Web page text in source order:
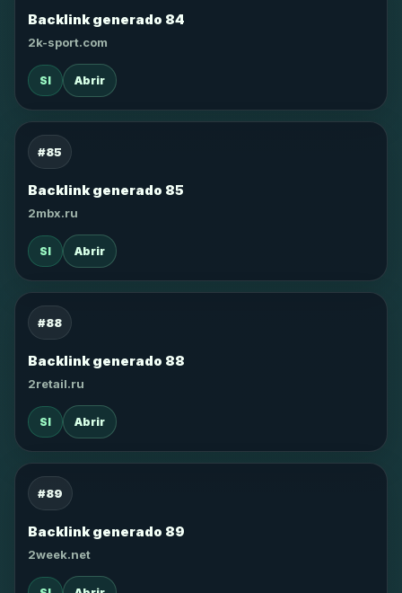
Backlink generado 84
2k-sport.com
SI Abrir
#85
Backlink generado 85
2mbx.ru
SI Abrir
#88
Backlink generado 88
2retail.ru
SI Abrir
#89
Backlink generado 89
2week.net